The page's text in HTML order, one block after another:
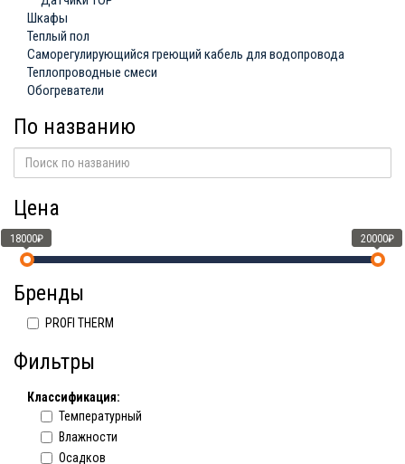
Шкафы
Теплый пол
Саморегулирующийся греющий кабель для водопровода
Теплопроводные смеси
Обогреватели
По названию
Цена
18000₽ 20000₽
Бренды
PROFI THERM
Фильтры
Классификация:
Температурный
Влажности
Осадков